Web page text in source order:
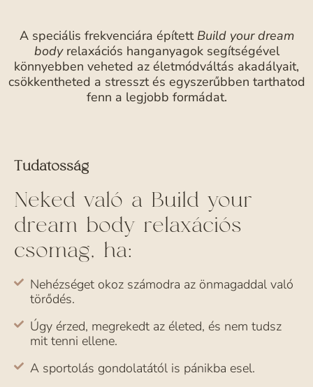
A speciális frekvenciára épített Build your dream
bodyrelaxációs hanganyagok segítségével
könnyebben veheted az életmódváltás akadályait,
csökkentheted a stresszt és egyszerűbben tarthatod
fenn a legjobb formádat.
Neked való a Build your
dream body relaxációs
csomag, ha:
Nehézséget okoz számodra az önmagaddal való
törődés.
Úgy érzed, megrekedt az életed, és nem tudsz
mit tenni ellene.
A sportolás gondolatától is pánikba esel.